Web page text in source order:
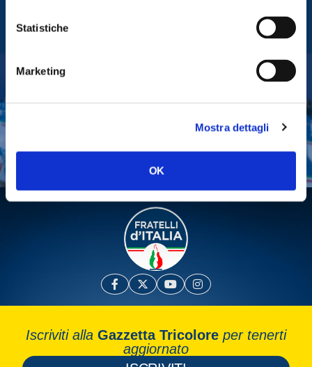
Statistiche
Marketing
Mostra dettagli
OK
Fai una donazione
Iscriviti alla Gazzetta Tricolore per tenerti
aggiornato